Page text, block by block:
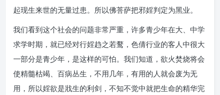
起现生来世的无量过患。所以佛菩萨把邪婬判定为黑业。
我们看到这个社会的问题非常严重，许多青少年在大、中学
求学时期，就已经对行婬趋之若鹜，色倩行业的客人中很大
一部分是青少年，是这样的可怕。我们知道，欲火焚烧将会
使精髓枯竭、百病丛生，不用几年，有用的人就会废为无
用，所以婬欲是戕生的利剑，不知不觉中就把生命的精华完